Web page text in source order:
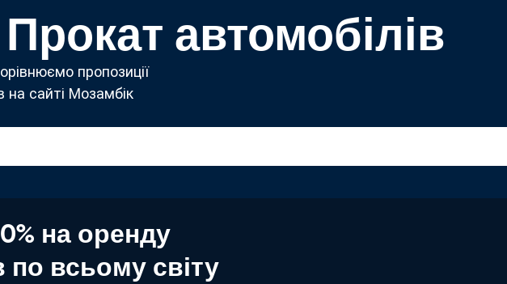
автомобілів
пропозиції
на сайті Мозамбік
на оренду
по всьому світу